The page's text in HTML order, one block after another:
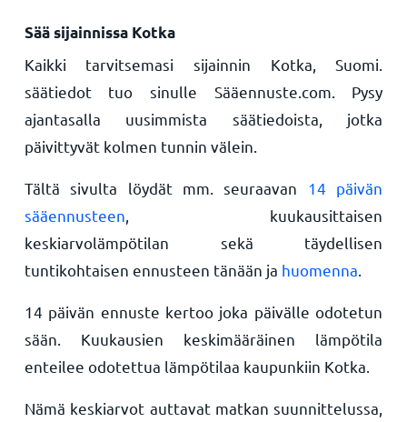
Sää sijainnissa Kotka
Kaikki tarvitsemasi sijainnin Kotka, Suomi.
säätiedot tuo sinulle Sääennuste.com. Pysy
ajantasalla uusimmista säätiedoista, jotka
päivittyvät kolmen tunnin välein.
Tältä sivulta löydät mm. seuraavan 14 päivän
sääennusteen , kuukausittaisen
keskiarvolämpötilan sekä täydellisen
tuntikohtaisen ennusteen tänään ja huomenna
14 päivän ennuste kertoo joka päivälle odotetun
sään. Kuukausien keskimääräinen lämpötila
enteilee odotettua lämpötilaa kaupunkiin Kotka.
Nämä keskiarvot auttavat matkan suunnittelussa,